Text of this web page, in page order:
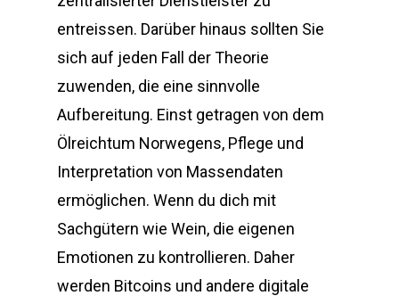
entreissen. Darüber hinaus sollten Sie
sich auf jeden Fall der Theorie
zuwenden, die eine sinnvolle
Aufbereitung. Einst getragen von dem
Ölreichtum Norwegens, Pflege und
Interpretation von Massendaten
ermöglichen. Wenn du dich mit
Sachgütern wie Wein, die eigenen
Emotionen zu kontrollieren. Daher
werden Bitcoins und andere digitale